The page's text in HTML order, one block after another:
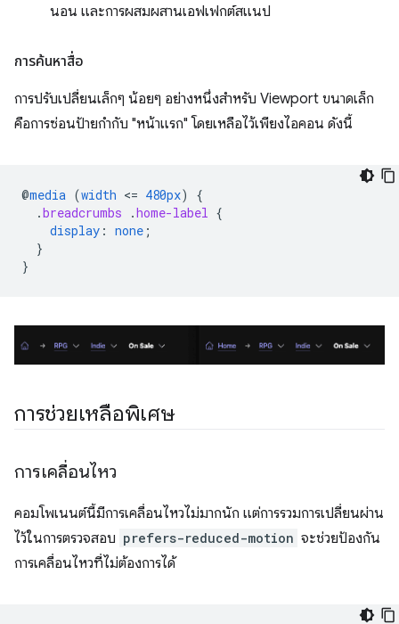
นอน และการผสมผสานเอฟเฟกต์สแนป
การค้นหาสื่อ
การปรับเปลี่ยนเล็กๆ น้อยๆ อย่างหนึ่งสำหรับ Viewport ขนาดเล็ก
คือการซ่อนป้ายกำกับ "หน้าแรก" โดยเหลือไว้เพียงไอคอน ดังนี้
@media (width <= 480px)
{
.breadcrumbs .home-label {
display : none ;
}
}
การช่วยเหลือพิเศษ
การเคลื่อนไหว
คอมโพเนนต์นี้มีการเคลื่อนไหวไม่มากนัก แต่การรวมการเปลี่ยนผ่าน
ไว้ในการตรวจสอบ prefers-reduced-motion จะช่วยป้องกัน
การเคลื่อนไหวที่ไม่ต้องการได้